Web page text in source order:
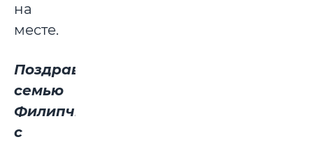
на
месте.
Поздравляем
семью
Филипчик
с